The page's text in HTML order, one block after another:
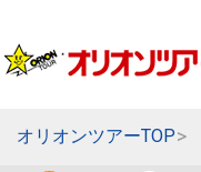
オリオンツアーTOP